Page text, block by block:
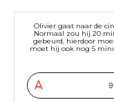
Olivier gaat naar de
Normaal zou hij 20
gebeurd, hierdoor
moet hij ook nog 5
A